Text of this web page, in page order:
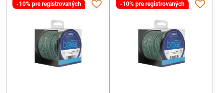
-10% pre registrovaných -10% pre registrovaných